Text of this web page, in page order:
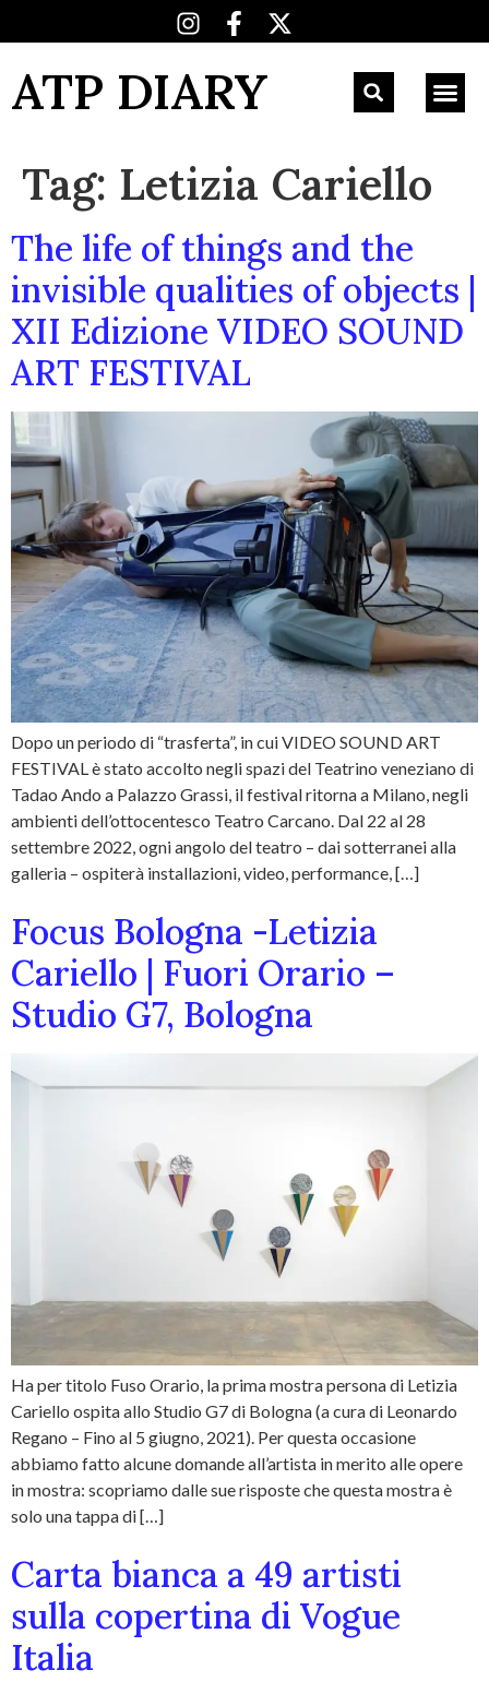
ATP DIARY
Tag: Letizia Cariello
The life of things and the
invisible qualities of objects |
XII Edizione VIDEO SOUND
ART FESTIVAL
Dopo un periodo di “trasferta”, in cui VIDEO SOUND ART
FESTIVAL è stato accolto negli spazi del Teatrino veneziano di
Tadao Ando a Palazzo Grassi, il festival ritorna a Milano, negli
ambienti dell’ottocentesco Teatro Carcano. Dal 22 al 28
settembre 2022, ogni angolo del teatro – dai sotterranei alla
galleria – ospiterà installazioni, video, performance, […]
Focus Bologna -Letizia
Cariello | Fuori Orario –
Studio G7, Bologna
Ha per titolo Fuso Orario, la prima mostra persona di Letizia
Cariello ospita allo Studio G7 di Bologna (a cura di Leonardo
Regano – Fino al 5 giugno, 2021). Per questa occasione
abbiamo fatto alcune domande all’artista in merito alle opere
in mostra: scopriamo dalle sue risposte che questa mostra è
solo una tappa di […]
Carta bianca a 49 artisti
sulla copertina di Vogue
Italia